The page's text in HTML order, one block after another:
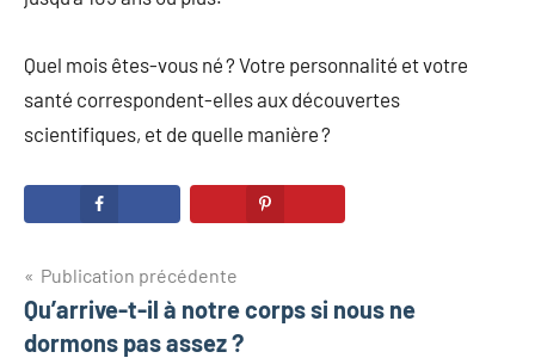
Quel mois êtes-vous né ? Votre personnalité et votre
santé correspondent-elles aux découvertes
scientifiques, et de quelle manière ?
Navigation
de
Publication précédente
Qu’arrive-t-il à notre corps si nous ne
dormons pas assez ?